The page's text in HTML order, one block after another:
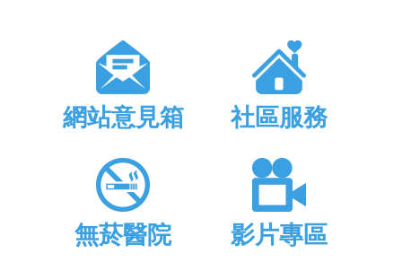
網站意見箱 社區服務
無菸醫院 影片專區